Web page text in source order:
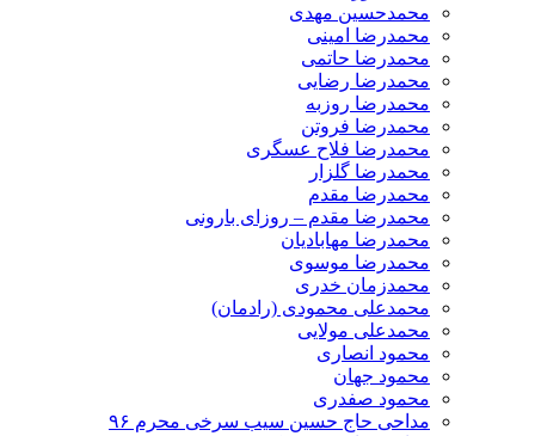
محمدحسین مهدی
محمدرضا امینی
محمدرضا حاتمی
محمدرضا رضایی
محمدرضا روزبه
محمدرضا فروتن
محمدرضا فلاح عسگری
محمدرضا گلزار
محمدرضا مقدم
محمدرضا مقدم – روزای بارونی
محمدرضا مهابادیان
محمدرضا موسوی
محمدزمان خدری
محمدعلی محمودی (رادمان)
محمدعلی مولایی
محمود انصاری
محمود جهان
محمود صفدری
مداحی حاج حسین سیب سرخی محرم ۹۶